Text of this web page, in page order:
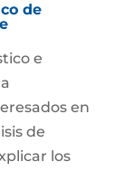
de
e
en
de
los